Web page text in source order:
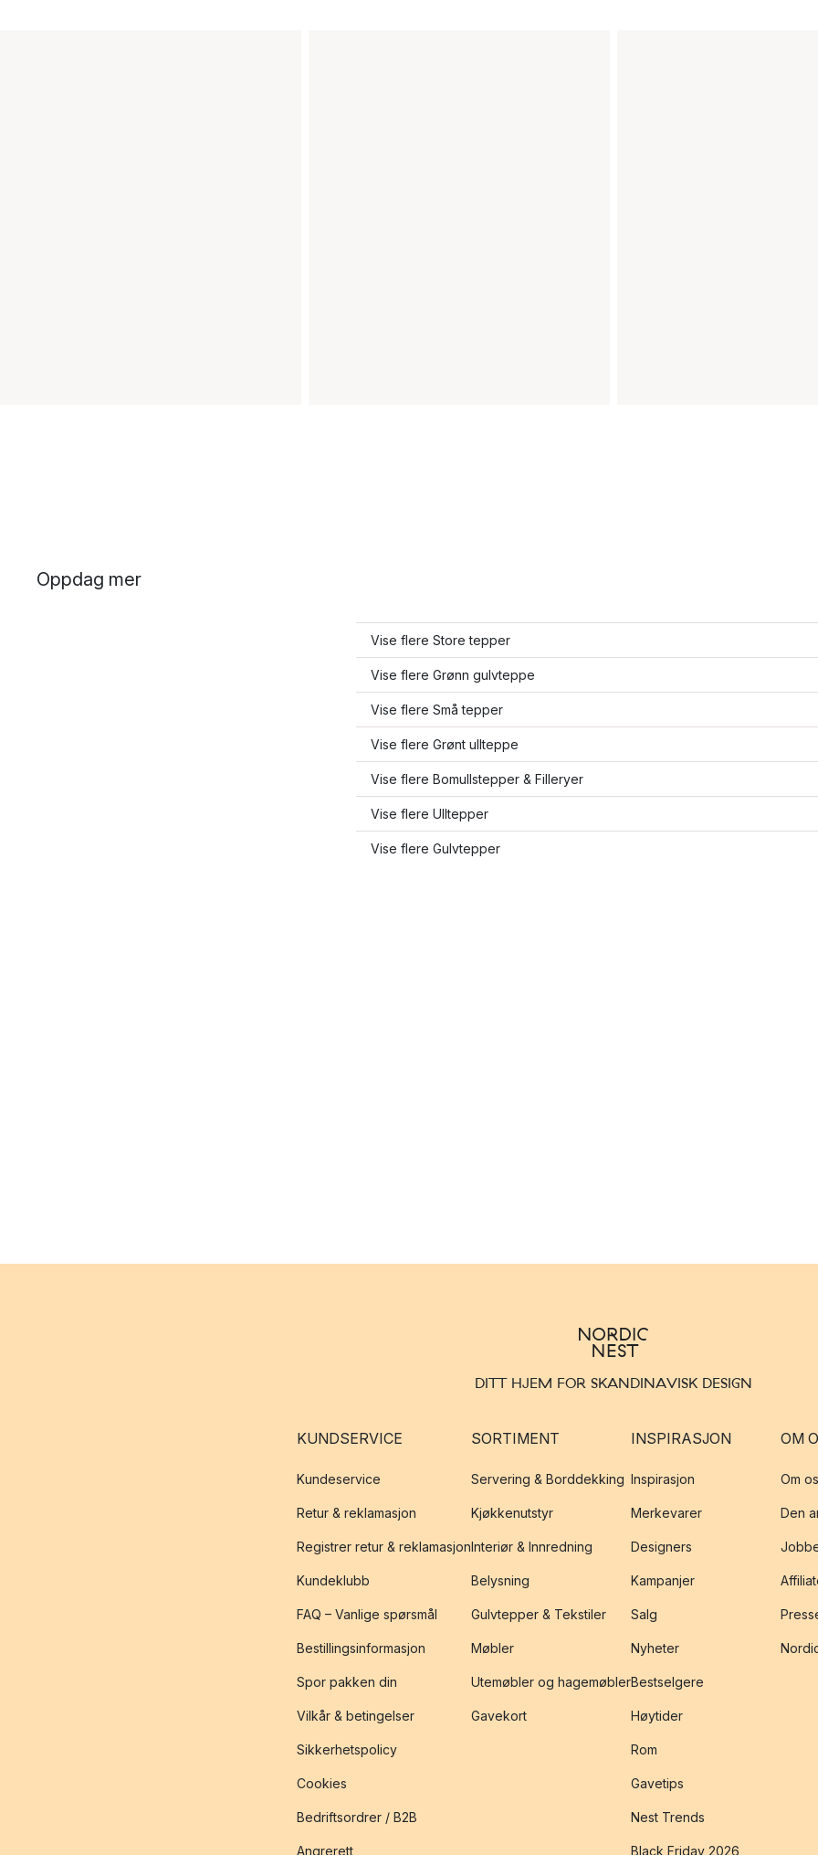
Oppdag mer
Vise flere Store tepper
Vise flere Grønn gulvteppe
Vise flere Små tepper
Vise flere Grønt ullteppe
Vise flere Bomullstepper & Filleryer
Vise flere Ulltepper
Vise flere Gulvtepper
DITT HJEM FOR SKANDINAVISK DESIGN
KUNDSERVICE
Kundeservice
Retur & reklamasjon
Registrer retur & reklamasjon
Kundeklubb
FAQ – Vanlige spørsmål
Bestillingsinformasjon
Spor pakken din
Vilkår & betingelser
Sikkerhetspolicy
Cookies
Bedriftsordrer / B2B
Angrerett
SORTIMENT
Servering & Borddekking
Kjøkkenutstyr
Interiør & Innredning
Belysning
Gulvtepper & Tekstiler
Møbler
Utemøbler og hagemøbler
Gavekort
INSPIRASJON
Inspirasjon
Merkevarer
Designers
Kampanjer
Salg
Nyheter
Bestselgere
Høytider
Rom
Gavetips
Nest Trends
Black Friday 2026
OM
Om
Den